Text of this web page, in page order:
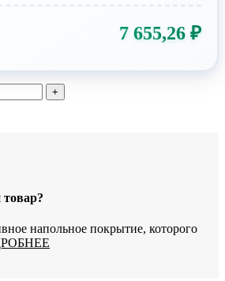
7 655,26 ₽
напольное покрытие, которого